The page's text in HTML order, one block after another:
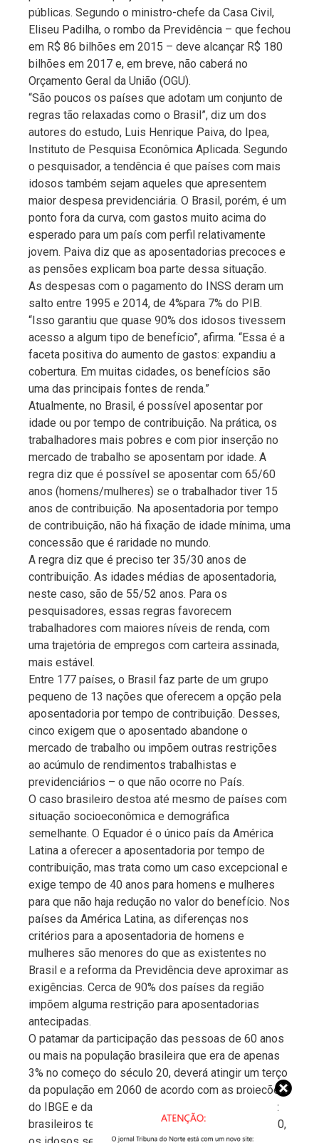
públicas. Segundo o ministro-chefe da Casa Civil,
Eliseu Padilha, o rombo da Previdência – que fechou
em R$ 86 bilhões em 2015 – deve alcançar R$ 180
bilhões em 2017 e, em breve, não caberá no
Orçamento Geral da União (OGU).
“São poucos os países que adotam um conjunto de
regras tão relaxadas como o Brasil”, diz um dos
autores do estudo, Luis Henrique Paiva, do Ipea,
Instituto de Pesquisa Econômica Aplicada. Segundo
o pesquisador, a tendência é que países com mais
idosos também sejam aqueles que apresentem
maior despesa previdenciária. O Brasil, porém, é um
ponto fora da curva, com gastos muito acima do
esperado para um país com perfil relativamente
jovem. Paiva diz que as aposentadorias precoces e
as pensões explicam boa parte dessa situação.
As despesas com o pagamento do INSS deram um
salto entre 1995 e 2014, de 4%para 7% do PIB.
“Isso garantiu que quase 90% dos idosos tivessem
acesso a algum tipo de benefício”, afirma. “Essa é a
faceta positiva do aumento de gastos: expandiu a
cobertura. Em muitas cidades, os benefícios são
uma das principais fontes de renda.”
Atualmente, no Brasil, é possível aposentar por
idade ou por tempo de contribuição. Na prática, os
trabalhadores mais pobres e com pior inserção no
mercado de trabalho se aposentam por idade. A
regra diz que é possível se aposentar com 65/60
anos (homens/mulheres) se o trabalhador tiver 15
anos de contribuição. Na aposentadoria por tempo
de contribuição, não há fixação de idade mínima, uma
concessão que é raridade no mundo.
A regra diz que é preciso ter 35/30 anos de
contribuição. As idades médias de aposentadoria,
neste caso, são de 55/52 anos. Para os
pesquisadores, essas regras favorecem
trabalhadores com maiores níveis de renda, com
uma trajetória de empregos com carteira assinada,
mais estável.
Entre 177 países, o Brasil faz parte de um grupo
pequeno de 13 nações que oferecem a opção pela
aposentadoria por tempo de contribuição. Desses,
cinco exigem que o aposentado abandone o
mercado de trabalho ou impõem outras restrições
ao acúmulo de rendimentos trabalhistas e
previdenciários – o que não ocorre no País.
O caso brasileiro destoa até mesmo de países com
situação socioeconômica e demográfica
semelhante. O Equador é o único país da América
Latina a oferecer a aposentadoria por tempo de
contribuição, mas trata como um caso excepcional e
exige tempo de 40 anos para homens e mulheres
para que não haja redução no valor do benefício. Nos
países da América Latina, as diferenças nos
critérios para a aposentadoria de homens e
mulheres são menores do que as existentes no
Brasil e a reforma da Previdência deve aproximar as
exigências. Cerca de 90% dos países da região
impõem alguma restrição para aposentadorias
antecipadas.
O patamar da participação das pessoas de 60 anos
ou mais na população brasileira que era de apenas
3% no começo do século 20, deverá atingir um terço
da população em 2060 de acordo com as projeções
do IBGE e da ONU. Hoje, portanto, um em cada dez
brasileiros tem 60 anos ou mais de idade. Em 2060,